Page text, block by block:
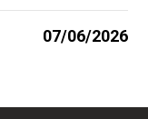
07/06/2026